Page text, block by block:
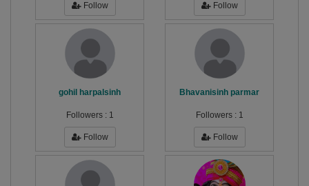
Follow Follow
gohil harpalsinh
Followers : 1
Follow
Bhavanisinh parmar
Followers : 1
Follow